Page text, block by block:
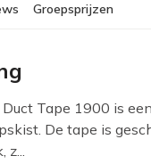
Groepsprijzen
Tape 1900 is
De tape is
z...